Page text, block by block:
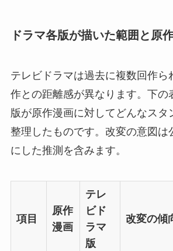
ドラマ各版が描いた範囲と原
テレビドラマは過去に複数回作ら
作との距離感が異なります。下の
版が原作漫画に対してどんなスタ
整理したものです。改変の意図は
にした推測を含みます。
項目
原作
漫画
テレ
ビド
ラマ
版
改変の傾